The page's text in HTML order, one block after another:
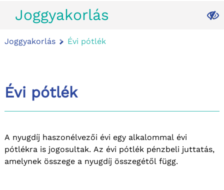
.
Joggyakorlás
Joggyakorlás Évi pótlék
Évi pótlék
A nyugdíj haszonélvezői évi egy alkalommal évi
pótlékra is jogosultak. Az évi pótlék pénzbeli juttatás,
amelynek összege a nyugdíj összegétől függ.